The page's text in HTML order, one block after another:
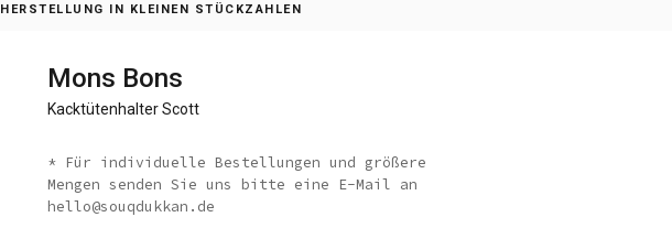
IN KLEINEN STÜCKZAHLEN
Mons Bons
Kacktütenhalter Scott
* Für individuelle Bestellungen und größere
Mengen senden Sie uns bitte eine E-Mail an
hello@souqdukkan.de